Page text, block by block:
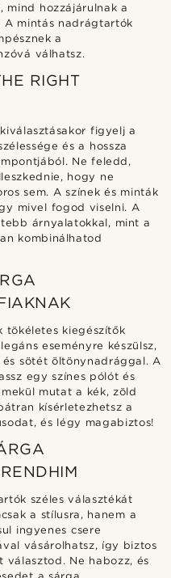
mind hozzájárulnak a
A mintás nadrágtartók
a
válhatsz.
RIGHT
figyelj a
és a hossza
Ne feledd,
hogy ne
sem. A színek és minták
mivel fogod viselni. A
árnyalatokkal, mint a
kombinálhatod
tökéletes kiegészítők
eseményre készülsz,
sötét öltönynadrággal. A
egy színes pólót és
mutat a kék, zöld
kísérletezhetsz a
és légy magabiztos!
széles választékát
a stílusra, hanem a
ingyenes csere
vásárolhatsz, így biztos
Ne habozz, és